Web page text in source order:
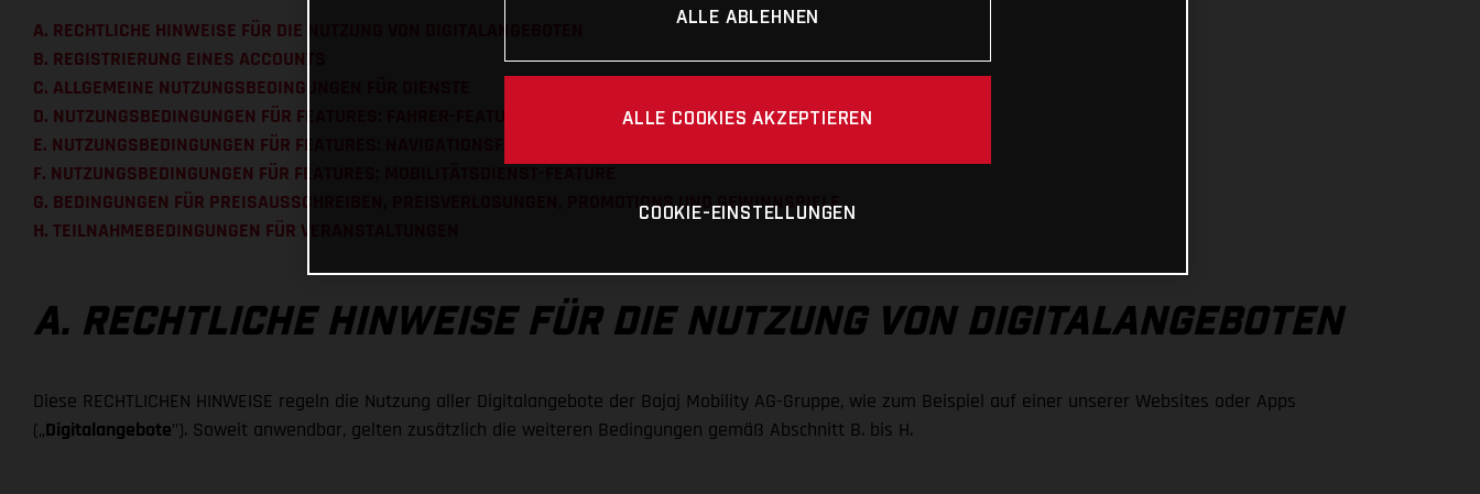
A. RECHTLICHE HINWEISE FÜR DIE NUTZUNG VON DIGITALANGEBOTEN
B. REGISTRIERUNG EINES ACCOUNTS
C. ALLGEMEINE NUTZUNGSBEDINGUNGEN FÜR DIENSTE
D. NUTZUNGSBEDINGUNGEN FÜR FEATURES: FAHRER-FEATURE
E. NUTZUNGSBEDINGUNGEN FÜR FEATURES: NAVIGATIONSFEATURE
F. NUTZUNGSBEDINGUNGEN FÜR FEATURES: MOBILITÄTSDIENST-FEATURE
G. BEDINGUNGEN FÜR PREISAUSSCHREIBEN, PREISVERLOSUNGEN, PROMOTIONS UND GEWINNSPIELE
H. TEILNAHMEBEDINGUNGEN FÜR VERANSTALTUNGEN
A. RECHTLICHE HINWEISE FÜR DIE NUTZUNG VON DIGITALANGEBOTEN
Diese RECHTLICHEN HINWEISE regeln die Nutzung aller Digitalangebote der Bajaj Mobility AG-Gruppe, wie zum Beispiel auf einer unserer Websites oder Apps
(„Digitalangebote"). Soweit anwendbar, gelten zusätzlich die weiteren Bedingungen gemäß Abschnitt B. bis H.
ALLE ABLEHNEN
ALLE COOKIES AKZEPTIEREN
COOKIE-EINSTELLUNGEN